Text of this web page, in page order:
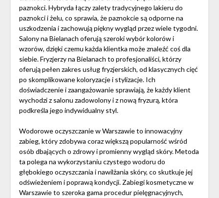
paznokci. Hybryda łączy zalety tradycyjnego lakieru do
paznokci i żelu, co sprawia, że paznokcie są odporne na
uszkodzenia i zachowują piękny wygląd przez wiele tygodni.
Salony na Bielanach oferują szeroki wybór kolorów i
wzorów, dzięki czemu każda klientka może znaleźć coś dla
siebie. Fryzjerzy na Bielanach to profesjonaliści, którzy
oferują pełen zakres usług fryzjerskich, od klasycznych cięć
po skomplikowane koloryzacje i stylizacje. Ich
doświadczenie i zaangażowanie sprawiają, że każdy klient
wychodzi z salonu zadowolony i z nową fryzurą, która
podkreśla jego indywidualny styl.
Wodorowe oczyszczanie w Warszawie to innowacyjny
zabieg, który zdobywa coraz większą popularność wśród
osób dbających o zdrowy i promienny wygląd skóry. Metoda
ta polega na wykorzystaniu czystego wodoru do
głębokiego oczyszczania i nawilżania skóry, co skutkuje jej
odświeżeniem i poprawą kondycji. Zabiegi kosmetyczne w
Warszawie to szeroka gama procedur pielęgnacyjnych,